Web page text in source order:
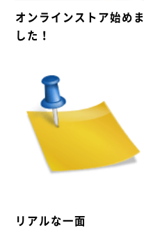
オンラインストア始めま
した！
リアルな一面